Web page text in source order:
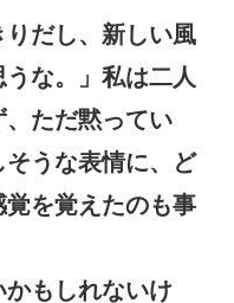
りだし、新しい風
な。」私は二人
ただ黙ってい
うな表情に、ど
を覚えたのも事
かもしれないけ